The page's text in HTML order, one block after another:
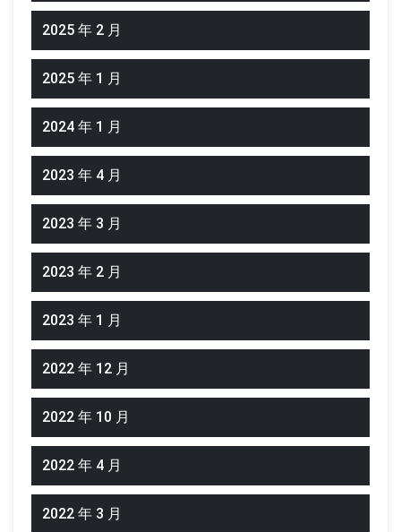
2025 年 2 月
2025 年 1 月
2024 年 1 月
2023 年 4 月
2023 年 3 月
2023 年 2 月
2023 年 1 月
2022 年 12 月
2022 年 10 月
2022 年 4 月
2022 年 3 月